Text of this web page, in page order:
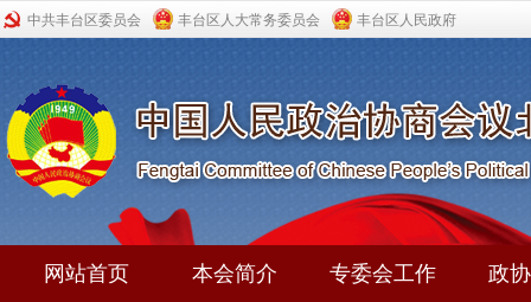
中共丰台区委员会 丰台区人大常务委员会 丰台区人民政府
网站首页 本会简介 专委会工作 政